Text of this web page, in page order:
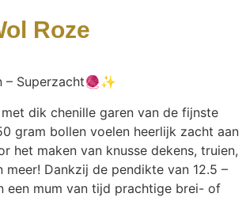
Roze
– Superzacht🧶✨
dik chenille garen van de fijnste
gram bollen voelen heerlijk zacht aan
het maken van knusse dekens, truien,
meer! Dankzij de pendikte van 12.5 –
een mum van tijd prachtige brei- of